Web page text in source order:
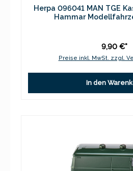
Herpa 096041 MAN TGE
Hammar
9,90 €*
Preise inkl. MwSt. zzgl.
In den